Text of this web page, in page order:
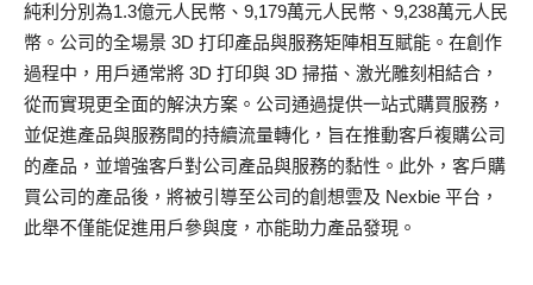
純利分別為1.3億元人民幣、9,179萬元人民幣、9,238萬元人民
幣。公司的全場景 3D 打印產品與服務矩陣相互賦能。在創作
過程中，用戶通常將 3D 打印與 3D 掃描、激光雕刻相結合，
從而實現更全面的解決方案。公司通過提供一站式購買服務，
並促進產品與服務間的持續流量轉化，旨在推動客戶複購公司
的產品，並增強客戶對公司產品與服務的黏性。此外，客戶購
買公司的產品後，將被引導至公司的創想雲及 Nexbie 平台，
此舉不僅能促進用戶參與度，亦能助力產品發現。